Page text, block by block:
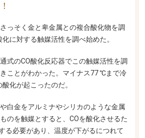
っそく金と卑金属との複合酸化物を調
に対する触媒活性を調べ始めた。
式のCO酸化反応器でこの触媒活性を調
ことがわかった。マイナス77 ℃まで冷
化が起こったのだ。
白金をアルミナやシリカのような金属
のを触媒とすると、COを酸化させるた
る必要があり、温度が下がるにつれて